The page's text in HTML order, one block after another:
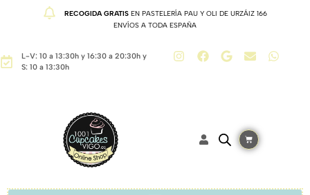
RECOGIDA GRATISEN PASTELERÍA PAU Y OLI DE URZÁIZ 166
ENVÍOS A TODA ESPAÑA
L-V: 10 a 13:30h y 16:30 a 20:30h y
S: 10 a 13:30h